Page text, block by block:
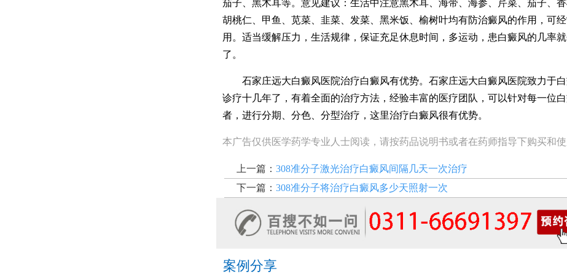
茄子、黑木耳等。意见建议：生活中注意黑木耳、海带、海参、芹菜、茄子、香
胡桃仁、甲鱼、苋菜、韭菜、发菜、黑米饭、榆树叶均有防治癜风的作用，可
用。适当缓解压力，生活规律，保证充足休息时间，多运动，患白癜风的几率
了。
石家庄远大白癜风医院治疗白癜风有优势。石家庄远大白癜风医院致力于白
诊疗十几年了，有着全面的治疗方法，经验丰富的医疗团队，可以针对每一位
者，进行分期、分色、分型治疗，这里治疗白癜风很有优势。
本广告仅供医学药学专业人士阅读，请按药品说明书或者在药师指导下购买和使
上一篇： 308准分子激光治疗白癜风间隔几天一次治疗
下一篇： 308准分子将治疗白癜风多少天照射一次
案例分享